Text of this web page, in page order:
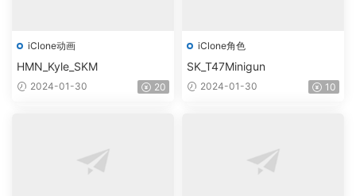
iClone动画
HMN_Kyle_SKM
2024-01-30 20
iClone角色
SK_T47Minigun
2024-01-30 10